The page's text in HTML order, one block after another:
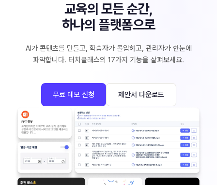
교육의 모든 순간,
하나의 플랫폼으로
AI가 콘텐츠를 만들고, 학습자가 몰입하고, 관리자가 한눈에
파악합니다. 터치클래스의 17가지 기능을 살펴보세요.
무료 데모 신청 제안서 다운로드